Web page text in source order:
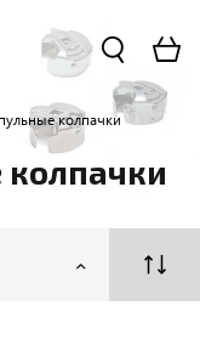
колпачки